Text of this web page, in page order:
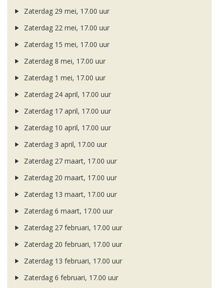
Zaterdag 29 mei, 17.00 uur
Zaterdag 22 mei, 17.00 uur
Zaterdag 15 mei, 17.00 uur
Zaterdag 8 mei, 17.00 uur
Zaterdag 1 mei, 17.00 uur
Zaterdag 24 april, 17.00 uur
Zaterdag 17 april, 17.00 uur
Zaterdag 10 april, 17.00 uur
Zaterdag 3 april, 17.00 uur
Zaterdag 27 maart, 17.00 uur
Zaterdag 20 maart, 17.00 uur
Zaterdag 13 maart, 17.00 uur
Zaterdag 6 maart, 17.00 uur
Zaterdag 27 februari, 17.00 uur
Zaterdag 20 februari, 17.00 uur
Zaterdag 13 februari, 17.00 uur
Zaterdag 6 februari, 17.00 uur